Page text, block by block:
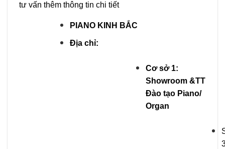
tư vấn thêm thông tin chi tiết
PIANO KINH BẮC
Địa chỉ:
Cơ sở 1:
Showroom &TT
Đào tạo Piano/
Organ